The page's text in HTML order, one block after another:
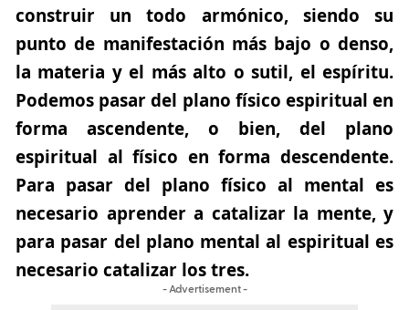
construir un todo armónico, siendo su
punto de manifestación más bajo o denso,
la materia y el más alto o sutil, el espíritu.
Podemos pasar del plano físico espiritual en
forma ascendente, o bien, del plano
espiritual al físico en forma descendente.
Para pasar del plano físico al mental es
necesario aprender a catalizar la mente, y
para pasar del plano mental al espiritual es
necesario catalizar los tres.
- Advertisement -